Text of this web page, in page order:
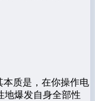
本质是，在你操作电
地爆发自身全部性